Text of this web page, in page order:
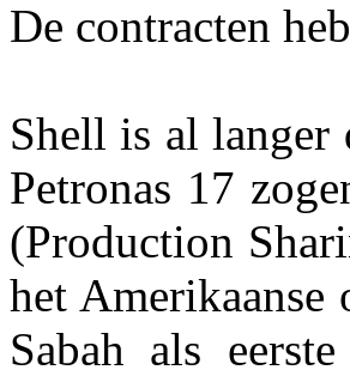
De contracten
Shell is al langer
Petronas 17
(Production
het
Sabah als